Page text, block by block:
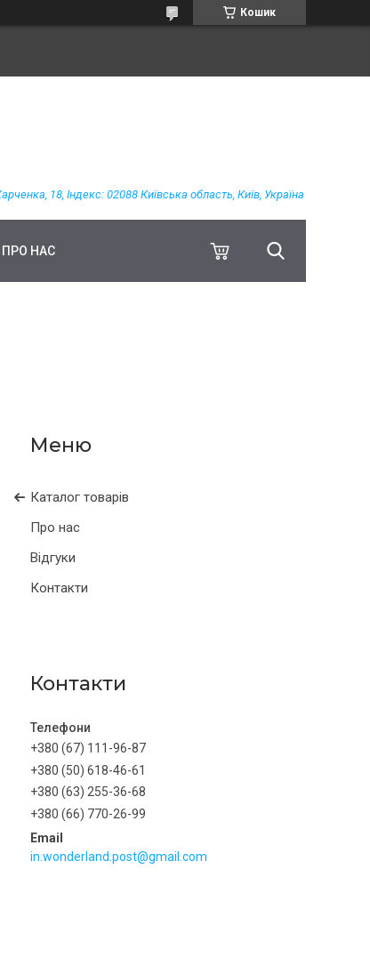
Кошик
18, Індекс: 02088 Київська область, Київ, Україна
ПРО НАС
Каталог товарів
Про нас
Відгуки
Контакти
Контакти
+380 (67) 111-96-87
+380 (50) 618-46-61
+380 (63) 255-36-68
+380 (66) 770-26-99
in.wonderland.post@gmail.com